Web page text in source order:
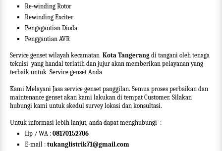
Re-winding Rotor
Rewinding Exciter
Pengagantian Dioda
Penggantian AVR
Service genset wilayah kecamatan Kota Tangerang di tangani oleh tenaga
teknisi yang handal terlatih dan jujur akan memberikan pelayanan yang
terbaik untuk Service genset Anda
Kami Melayani Jasa service genset panggilan. Semua proses perbaikan dan
maintenance genset akan kami lakukan di tempat Customer. Silakan
hubungi kami untuk skedul survey lokasi dan konsultasi.
Untuk informasi lebih lanjut, anda dapat menghubungi :
Hp / WA : 08170152706
E-mail : tukanglistrik71@gmail.com